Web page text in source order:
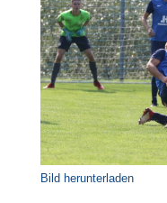
Bild herunterladen